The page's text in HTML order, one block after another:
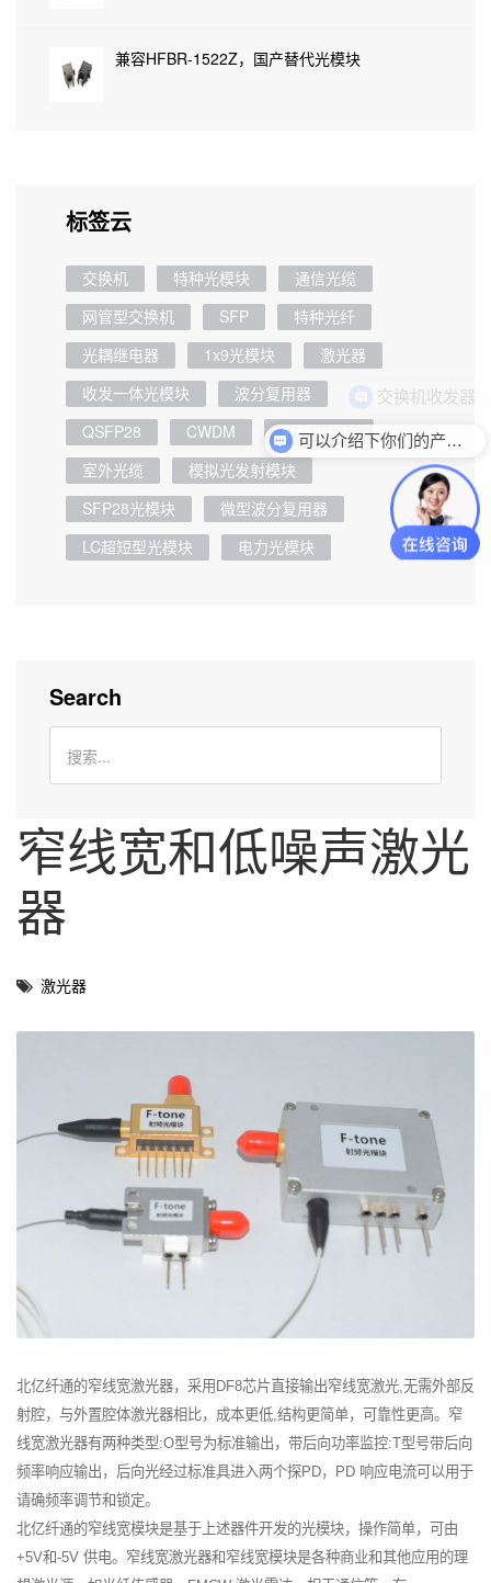
兼容HFBR-1522Z，国产替代光模块
标签云
交换机 特种光模块
通信光缆
网管型交换机
SFP
特种光纤
光耦继电器
1x9光模块
激光器
收发一体光模块
波分复用器
QSFP28
CWDM
射频光模块
室外光缆
模拟光发射模块
SFP28光模块
微型波分复用器
LC超短型光模块
电力光模块
Search
窄线宽和低噪声激光
器
激光器
北亿纤通的窄线宽激光器，采用DF8芯片直接输出窄线宽激光,无需外部反
射腔，与外置腔体激光器相比，成本更低,结构更简单，可靠性更高。窄
线宽激光器有两种类型:O型号为标准输出，带后向功率监控:T型号带后向
频率响应输出，后向光经过标准具进入两个探PD，PD 响应电流可以用于
请确频率调节和锁定。
北亿纤通的窄线宽模块是基于上述器件开发的光模块，操作简单，可由
+5V和-5V 供电。窄线宽激光器和窄线宽模块是各种商业和其他应用的理